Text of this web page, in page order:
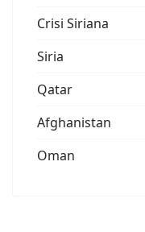
Crisi Siriana
Siria
Qatar
Afghanistan
Oman